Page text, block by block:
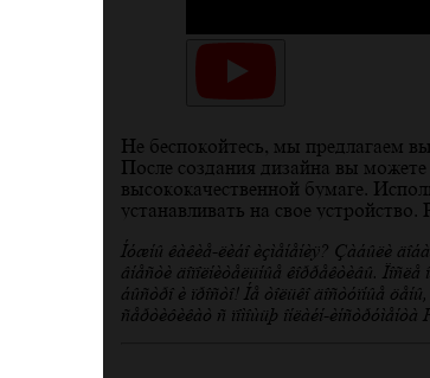
Не беспокойтесь, мы предлагаем
После создания дизайна вы
высококачественной бумаге.
устанавливать на свое устройство.
Нужны какие-либо изменения? Забыли
внести дополнительные коррективы.
быстро и просто! Не только доступные
сертификат с помощью онлайн-